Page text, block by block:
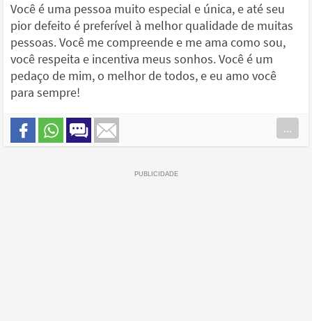
Você é uma pessoa muito especial e única, e até seu
pior defeito é preferível à melhor qualidade de muitas
pessoas. Você me compreende e me ama como sou,
você respeita e incentiva meus sonhos. Você é um
pedaço de mim, o melhor de todos, e eu amo você
para sempre!
...